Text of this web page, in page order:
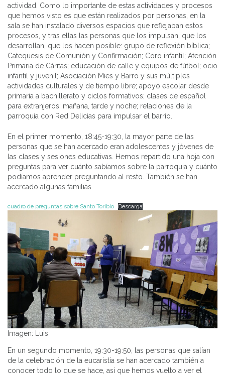
actividad. Como lo importante de estas actividades y procesos
que hemos visto es que están realizados por personas, en la
sala se han instalado diversos espacios que reflejaban estos
procesos, y tras ellas las personas que los impulsan, que los
desarrollan, que los hacen posible: grupo de reflexión bíblica;
Catequesis de Comunión y Confirmación; Coro infantil; Atención
Primaria de Cáritas; educación de calle y equipos de fútbol; ocio
infantil y juvenil; Asociación Mies y Barro y sus múltiples
actividades culturales y de tiempo libre; apoyo escolar desde
primaria a bachillerato y ciclos formativos; clases de español
para extranjeros: mañana, tarde y noche; relaciones de la
parroquia con Red Delicias para impulsar el barrio.
En el primer momento, 18:45-19:30, la mayor parte de las
personas que se han acercado eran adolescentes y jóvenes de
las clases y sesiones educativas. Hemos repartido una hoja con
preguntas para ver cuánto sabíamos sobre la parroquia y cuánto
podíamos aprender preguntando al resto. También se han
acercado algunas familias.
cuadro de preguntas sobre Santo Toribio Descarga
Imagen: Luis
En un segundo momento, 19:30-19:50, las personas que salían
de la celebración de la eucaristía se han acercado también a
conocer todo lo que se hace, así que hemos vuelto a ver el